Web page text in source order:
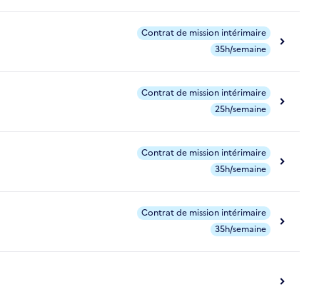
Contrat de mission intérimaire
35h/semaine
Contrat de mission intérimaire
25h/semaine
Contrat de mission intérimaire
35h/semaine
Contrat de mission intérimaire
35h/semaine